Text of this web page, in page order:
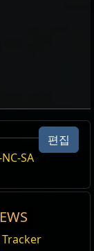
등급 이하의
사용할 수 있습
편집
SA
Tracker